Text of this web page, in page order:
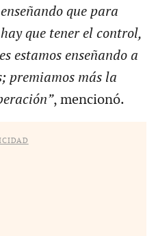
que para
que tener el control,
estamos enseñando a
premiamos más la
, mencionó.